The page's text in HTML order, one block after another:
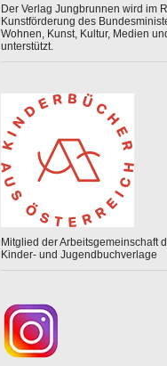
Der Verlag Jungbrunnen wird im
Kunstförderung des
Wohnen, Kunst, Kultur, Medien
unterstützt.
Mitglied der Arbeitsgemeinschaft
Kinder- und Jugendbuchverlage